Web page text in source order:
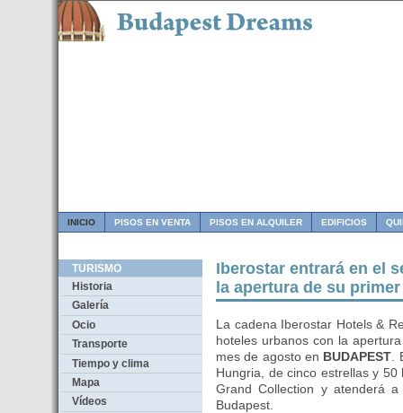
INICIO PISOS EN VENTA PISOS EN ALQUILER EDIFICIOS
TURISMO
Historia
Galería
Ocio
Transporte
Tiempo y clima
Mapa
Vídeos
Iberostar entrará en el
la apertura de su
La cadena Iberostar Hotels &
hoteles urbanos con la
mes de agosto en BUDAPEST
Hungria, de cinco estrellas y
Grand Collection y atenderá
Budapest.